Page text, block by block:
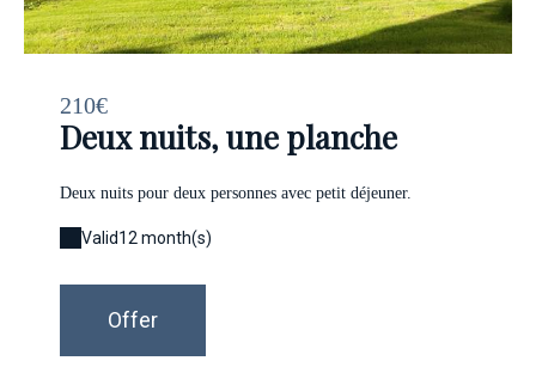
210€
Deux nuits, une planche
Deux nuits pour deux personnes avec petit déjeuner.
Valid12 month(s)
Offer